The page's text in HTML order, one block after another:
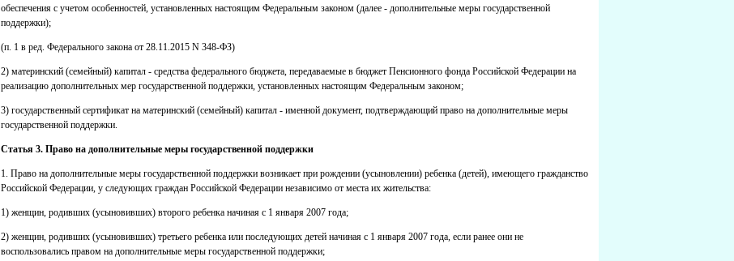
обеспечения с учетом особенностей, установленных настоящим Федеральным законом (далее - дополнительные меры государственной
поддержки);
(п. 1 в ред. Федерального закона от 28.11.2015 N 348-ФЗ)
2) материнский (семейный) капитал - средства федерального бюджета, передаваемые в бюджет Пенсионного фонда Российской Федерации на
реализацию дополнительных мер государственной поддержки, установленных настоящим Федеральным законом;
3) государственный сертификат на материнский (семейный) капитал - именной документ, подтверждающий право на дополнительные меры
государственной поддержки.
Статья 3. Право на дополнительные меры государственной поддержки
1. Право на дополнительные меры государственной поддержки возникает при рождении (усыновлении) ребенка (детей), имеющего гражданство
Российской Федерации, у следующих граждан Российской Федерации независимо от места их жительства:
1) женщин, родивших (усыновивших) второго ребенка начиная с 1 января 2007 года;
2) женщин, родивших (усыновивших) третьего ребенка или последующих детей начиная с 1 января 2007 года, если ранее они не
воспользовались правом на дополнительные меры государственной поддержки;